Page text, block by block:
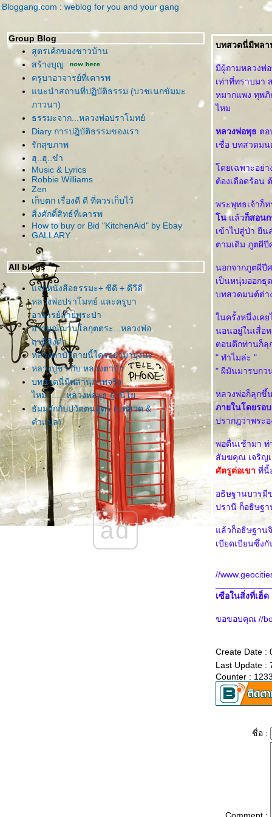
Bloggang.com : weblog for you and your gang
Group Blog
สูตรเค้กของชาวบ้าน
สร้างบุญ
ครูบาอาจารย์ที่เคารพ
นะนำสถานที่ปฏิบัติธรรม (บวชเนกขัมมะ
ภาวนา)
ธรรมะจาก...หลวงพ่อปราโมทย์
Diary การปฎิบัติธรรมของเรา
รักสุขภาพ
ฮุ..ฮุ..ขำ
Music & Lyrics
Robbie Williams
Zen
เก็บตก เรื่องดี ดี ที่ควรเก็บไว้
สิ่งศักดิ์สิทธ์ที่เคารพ
How to buy or Bid "KitchenAid" by Ebay
GALLARY
All blogs
จกหนังสือธรรมะ+ ซีดี + ดีวีดี
หลวงพ่อปราโมทย์ และครูบา
อาจารย์สายพระป่า
อารมณ์ฌานโลกุตตระ...หลวงพ่อ
ฤาษีลิงดำ
หลวงตาบัวตายนี้ใครอย่ามายุ่งนะ
หลวงปู่ชา กับ หลวงตาบัว
บทสวดนี่มีพลานุภาพจริง
ไหม........หลวงพ่อพุธ ฐานิ
ธัมมจักกัปปวัตตนสูตร (บทสวด &
คำแปล)
ความทุกข์ที่สุดมาถึง สิ่งที่ควรระลึก
ถึงมีสองสามสามอย่าง คือ
สงบจิตด้วยการนั่งสมาธิ (หลวงพ่อ
ชา สุภัทโท) --->>> ธรรมะโดนใจ
วิธีฝึกเจริญสติแบบง่าย ๆ
เพียรละพยศร้ายในสันดาน
ของฝากจากสวนโพธิ์
ปิ๊ง ! ธรรมะ ปัญญา.....ที่ได้จากการ
ad
บทสวดนี่มีพล
มีผู้ถามหลวงพ่
เท่าที่ทราบมา
หมากแพง ทุพ
ไหม
หลวงพ่อพุธ ตอ
เชื่อ บทสวดม
ดยเฉพาะอย่า
ต้องเดือดร้อน
พระพุทธเจ้าก็
นล้วก็สอน
เข้าไปสู่ป่า ยื
ตามเดิม ภูตผีปี
นอกจากภูตผีปี
เป็นหนุ่มออกธุ
บทสวดมนต์ต่า
นครั้งหนึ่งเคย
นอนอยู่ในเสื่อ
ตอนดึกท่านก็ลุ
" ทำไมล่ะ "
" ผีมันมารบกว
หลวงพ่อก็ลุกขึ้
ภายในโดยรอ
ปรากฎว่าพระ
พอตื่นเช้ามา
สัมฆคุณ เจริญ
ศัตรูต่อเขา ที่นี้
อธิษฐานบารมี
ปรานี ก็อธิษฐา
ล้วก็อธิษฐานจิ
เบียดเบียนซึ่ง
//
เซือในสิ่งที่เฮ็ด
ขอขอบคุณ //
Create Date :
Last Update :
Counter :
ชื่อ :